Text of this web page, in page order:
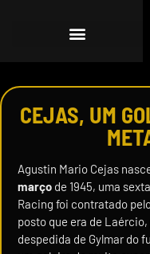
CEJAS, UM
Agustin Mario Cejas
março de 1945, uma
Racing foi contratado
posto que era de
despedida de Gylmar do